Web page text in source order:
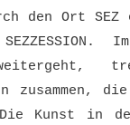
den Ort
zusammen,
Kunst in